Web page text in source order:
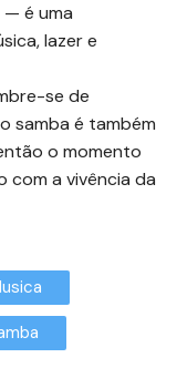
— é uma
lazer e
se de
samba é também
o momento
com a vivência da